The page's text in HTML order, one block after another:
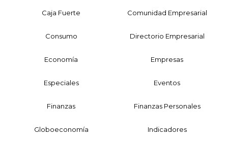
Caja Fuerte Comunidad Empresarial
Consumo Directorio Empresarial
Economía Empresas
Especiales Eventos
Finanzas Finanzas Personales
Globoeconomía Indicadores